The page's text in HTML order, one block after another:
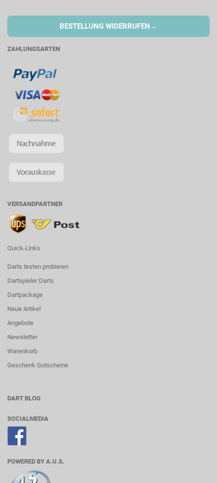
BESTELLUNG WIDERRUFEN →
ZAHLUNGSARTEN
VERSANDPARTNER
Quick-Links
Darts testen probieren
Dartspieler Darts
Dartpackage
Neue Artikel
Angebote
Newsletter
Warenkorb
Geschenk Gutscheine
DART BLOG
SOCIALMEDIA
POWERED BY A.U.S.